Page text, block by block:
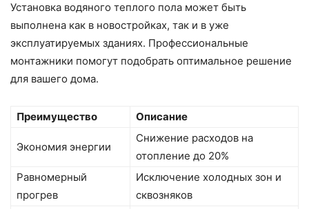
Установка водяного теплого пола может быть
выполнена как в новостройках, так и в уже
эксплуатируемых зданиях. Профессиональные
монтажники помогут подобрать оптимальное решение
для вашего дома.
Преимущество Описание
Экономия энергии
Снижение расходов на
отопление до 20%
Равномерный
прогрев
Исключение холодных зон и
сквозняков